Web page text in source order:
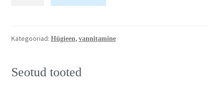
Kategooriad: Hügieen, vannitamine
Seotud tooted